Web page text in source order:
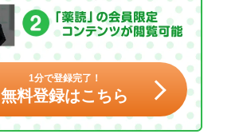
1分で登録完了！
無料登録はこちら